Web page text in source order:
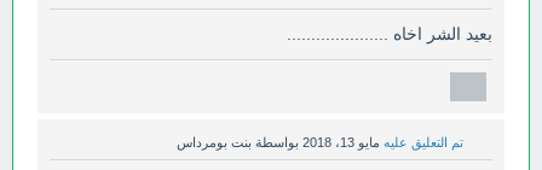
بعيد الشر اخاه .....................
تم التعليق عليه مايو 13، 2018 بواسطة بنت بومرداس